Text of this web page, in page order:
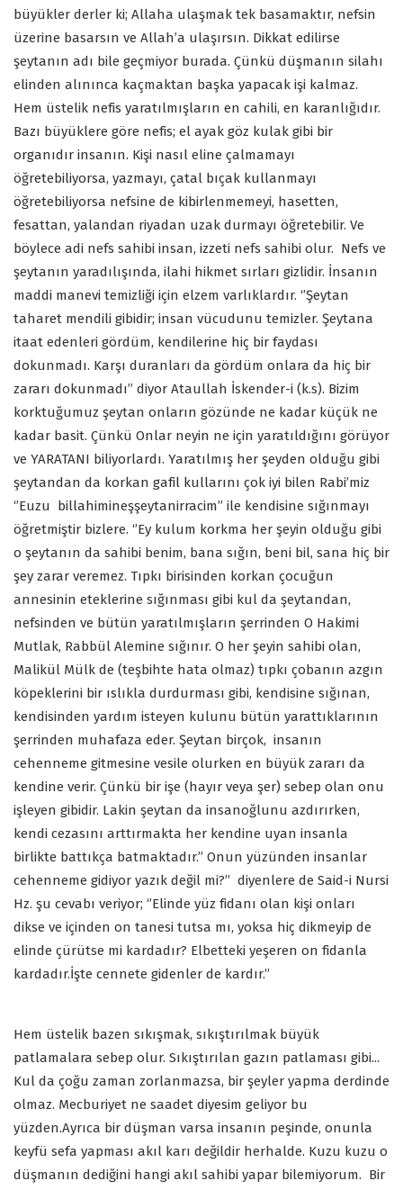
büyükler derler ki; Allaha ulaşmak tek basamaktır, nefsin
üzerine basarsın ve Allah’a ulaşırsın. Dikkat edilirse
şeytanın adı bile geçmiyor burada. Çünkü düşmanın silahı
elinden alınınca kaçmaktan başka yapacak işi kalmaz.
Hem üstelik nefis yaratılmışların en cahili, en karanlığıdır.
Bazı büyüklere göre nefis; el ayak göz kulak gibi bir
organıdır insanın. Kişi nasıl eline çalmamayı
öğretebiliyorsa, yazmayı, çatal bıçak kullanmayı
öğretebiliyorsa nefsine de kibirlenmemeyi, hasetten,
fesattan, yalandan riyadan uzak durmayı öğretebilir. Ve
böylece adi nefs sahibi insan, izzeti nefs sahibi olur. Nefs ve
şeytanın yaradılışında, ilahi hikmet sırları gizlidir. İnsanın
maddi manevi temizliği için elzem varlıklardır. ‘’Şeytan
taharet mendili gibidir; insan vücudunu temizler. Şeytana
itaat edenleri gördüm, kendilerine hiç bir faydası
dokunmadı. Karşı duranları da gördüm onlara da hiç bir
zararı dokunmadı’’ diyor Ataullah İskender-i (k.s). Bizim
korktuğumuz şeytan onların gözünde ne kadar küçük ne
kadar basit. Çünkü Onlar neyin ne için yaratıldığını görüyor
ve YARATANI biliyorlardı. Yaratılmış her şeyden olduğu gibi
şeytandan da korkan gafil kullarını çok iyi bilen Rabi’miz
‘’Euzu billahimineşşeytanirracim’’ ile kendisine sığınmayı
öğretmiştir bizlere. ‘’Ey kulum korkma her şeyin olduğu gibi
o şeytanın da sahibi benim, bana sığın, beni bil, sana hiç bir
şey zarar veremez. Tıpkı birisinden korkan çocuğun
annesinin eteklerine sığınması gibi kul da şeytandan,
nefsinden ve bütün yaratılmışların şerrinden O Hakimi
Mutlak, Rabbül Alemine sığınır. O her şeyin sahibi olan,
Malikül Mülk de (teşbihte hata olmaz) tıpkı çobanın azgın
köpeklerini bir ıslıkla durdurması gibi, kendisine sığınan,
kendisinden yardım isteyen kulunu bütün yarattıklarının
şerrinden muhafaza eder. Şeytan birçok, insanın
cehenneme gitmesine vesile olurken en büyük zararı da
kendine verir. Çünkü bir işe (hayır veya şer) sebep olan onu
işleyen gibidir. Lakin şeytan da insanoğlunu azdırırken,
kendi cezasını arttırmakta her kendine uyan insanla
birlikte battıkça batmaktadır.’’ Onun yüzünden insanlar
cehenneme gidiyor yazık değil mi?’’ diyenlere de Said-i Nursi
Hz. şu cevabı veriyor; ‘’Elinde yüz fidanı olan kişi onları
dikse ve içinden on tanesi tutsa mı, yoksa hiç dikmeyip de
elinde çürütse mi kardadır? Elbetteki yeşeren on fidanla
kardadır.İşte cennete gidenler de kardır.’’
Hem üstelik bazen sıkışmak, sıkıştırılmak büyük
patlamalara sebep olur. Sıkıştırılan gazın patlaması gibi...
Kul da çoğu zaman zorlanmazsa, bir şeyler yapma derdinde
olmaz. Mecburiyet ne saadet diyesim geliyor bu
yüzden.Ayrıca bir düşman varsa insanın peşinde, onunla
keyfü sefa yapması akıl karı değildir herhalde. Kuzu kuzu o
düşmanın dediğini hangi akıl sahibi yapar bilemiyorum. Bir